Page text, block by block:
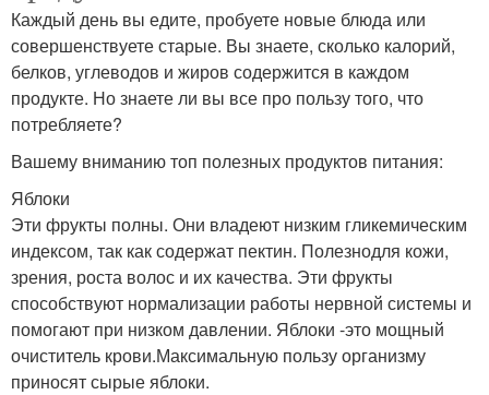
Каждый день вы едите, пробуете новые блюда или
совершенствуете старые. Вы знаете, сколько калорий,
белков, углеводов и жиров содержится в каждом
продукте. Но знаете ли вы все про пользу того, что
потребляете?
Вашему вниманию топ полезных продуктов питания:
Яблоки
Эти фрукты полны. Они владеют низким гликемическим
индексом, так как содержат пектин. Полезнодля кожи,
зрения, роста волос и их качества. Эти фрукты
способствуют нормализации работы нервной системы и
помогают при низком давлении. Яблоки -это мощный
очиститель крови.Максимальную пользу организму
приносят сырые яблоки.